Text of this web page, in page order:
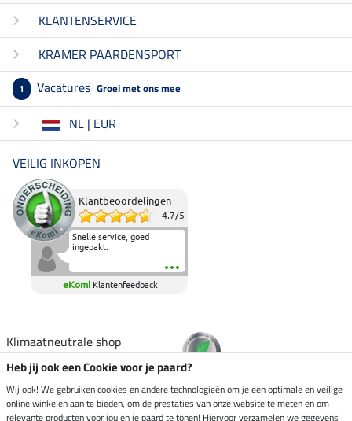
KLANTENSERVICE
KRAMER PAARDENSPORT
1 Vacatures Groei met ons mee
NL | EUR
VEILIG INKOPEN
Klantbeoordelingen
4.7/5
Snelle service, goed
ingepakt.
eKomi Klantenfeedback
Klimaatneutrale shop
Verzending per
Heb jij ook een Cookie voor je paard?
Wij ook! We gebruiken cookies en andere technologieën om je een optimale en veilige
online winkelen aan te bieden, om de prestaties van onze website te meten en om
relevante producten voor jou en je paard te tonen! Hiervoor verzamelen we gegevens